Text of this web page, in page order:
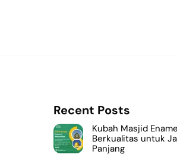
Recent Posts
Kubah Masjid
Berkualitas untuk
Panjang